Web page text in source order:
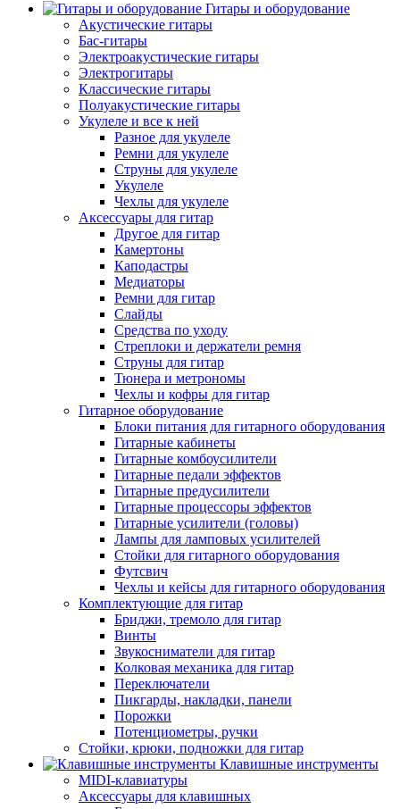
Гитары и оборудование
Акустические гитары
Бас-гитары
Электроакустические гитары
Электрогитары
Классические гитары
Полуакустические гитары
Укулеле и все к ней
Разное для укулеле
Ремни для укулеле
Струны для укулеле
Укулеле
Чехлы для укулеле
Аксессуары для гитар
Другое для гитар
Камертоны
Каподастры
Медиаторы
Ремни для гитар
Слайды
Средства по уходу
Стреплоки и держатели ремня
Струны для гитар
Тюнера и метрономы
Чехлы и кофры для гитар
Гитарное оборудование
Блоки питания для гитарного оборудования
Гитарные кабинеты
Гитарные комбоусилители
Гитарные педали эффектов
Гитарные предусилители
Гитарные процессоры эффектов
Гитарные усилители (головы)
Лампы для ламповых усилителей
Стойки для гитарного оборудования
Футсвич
Чехлы и кейсы для гитарного оборудования
Комплектующие для гитар
Бриджи, тремоло для гитар
Винты
Звукосниматели для гитар
Колковая механика для гитар
Переключатели
Пикгарды, накладки, панели
Порожки
Потенциометры, ручки
Стойки, крюки, подножки для гитар
Клавишные инструменты
MIDI-клавиатуры
Аксессуары для клавишных